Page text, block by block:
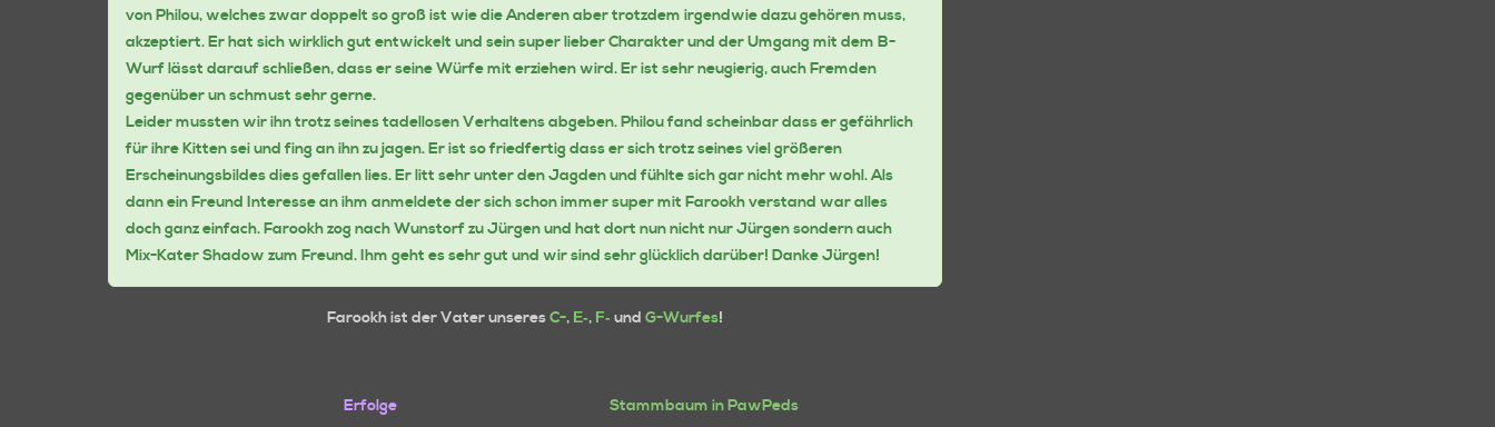
von Philou, welches zwar doppelt so groß ist wie die Anderen aber trotzdem irgendwie dazu gehören muss,
akzeptiert. Er hat sich wirklich gut entwickelt und sein super lieber Charakter und der Umgang mit dem B-
Wurf lässt darauf schließen, dass er seine Würfe mit erziehen wird. Er ist sehr neugierig, auch Fremden
gegenüber un schmust sehr gerne.
Leider mussten wir ihn trotz seines tadellosen Verhaltens abgeben. Philou fand scheinbar dass er gefährlich
für ihre Kitten sei und fing an ihn zu jagen. Er ist so friedfertig dass er sich trotz seines viel größeren
Erscheinungsbildes dies gefallen lies. Er litt sehr unter den Jagden und fühlte sich gar nicht mehr wohl. Als
dann ein Freund Interesse an ihm anmeldete der sich schon immer super mit Farookh verstand war alles
doch ganz einfach. Farookh zog nach Wunstorf zu Jürgen und hat dort nun nicht nur Jürgen sondern auch
Mix-Kater Shadow zum Freund. Ihm geht es sehr gut und wir sind sehr glücklich darüber! Danke Jürgen!
Farookh ist der Vater unseresC-, E-, F- und G-Wurfes!
Erfolge
Stammbaum in PawPeds